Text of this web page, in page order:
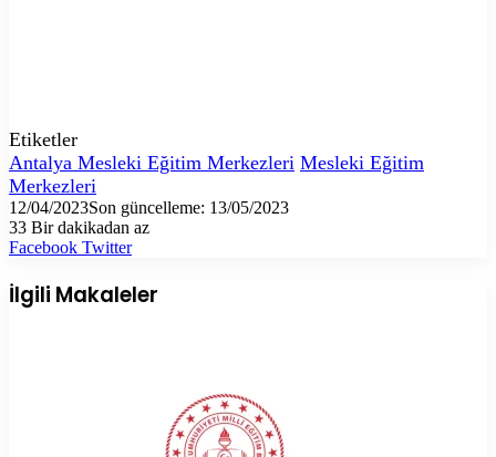
Etiketler
Antalya Mesleki Eğitim Merkezleri Mesleki Eğitim
Merkezleri
12/04/2023Son güncelleme: 13/05/2023
33 Bir dakikadan az
Facebook TwitterLinkedIn
Tumblr
Pinterest
Reddit
VKontakte
E-
ile
paylaş
Yazdır
İlgili Makaleler